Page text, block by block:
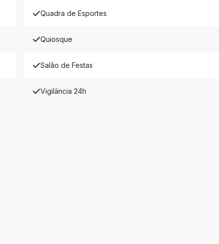
Quadra de Esportes
Quiosque
Salão de Festas
Vigilância 24h